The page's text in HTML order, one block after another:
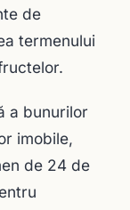
de
termenului
a bunurilor
imobile,
de 24 de